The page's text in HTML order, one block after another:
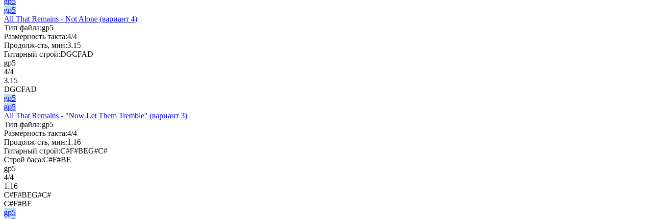
gp5
All That Remains - Not Alone (вариант 4)
Тип файла:gp5
Размерность такта:4/4
Продолж-сть, мин:3.15
Гитарный строй:DGCFAD
gp5
4/4
3.15
DGCFAD
gp5
gp5
All That Remains - "Now Let Them Tremble" (вариант 3)
Тип файла:gp5
Размерность такта:4/4
Продолж-сть, мин:1.16
Гитарный строй:C#F#BEG#C#
Строй баса:C#F#BE
gp5
4/4
1.16
C#F#BEG#C#
C#F#BE
gp5